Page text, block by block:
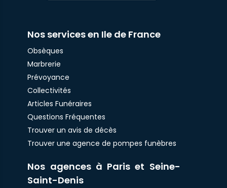
Nos services en Ile de France
Obsèques
Marbrerie
Prévoyance
Collectivités
Articles Funéraires
Questions Fréquentes
Trouver un avis de décès
Trouver une agence de pompes funèbres
Nos agences à Paris et Seine-
Saint-Denis